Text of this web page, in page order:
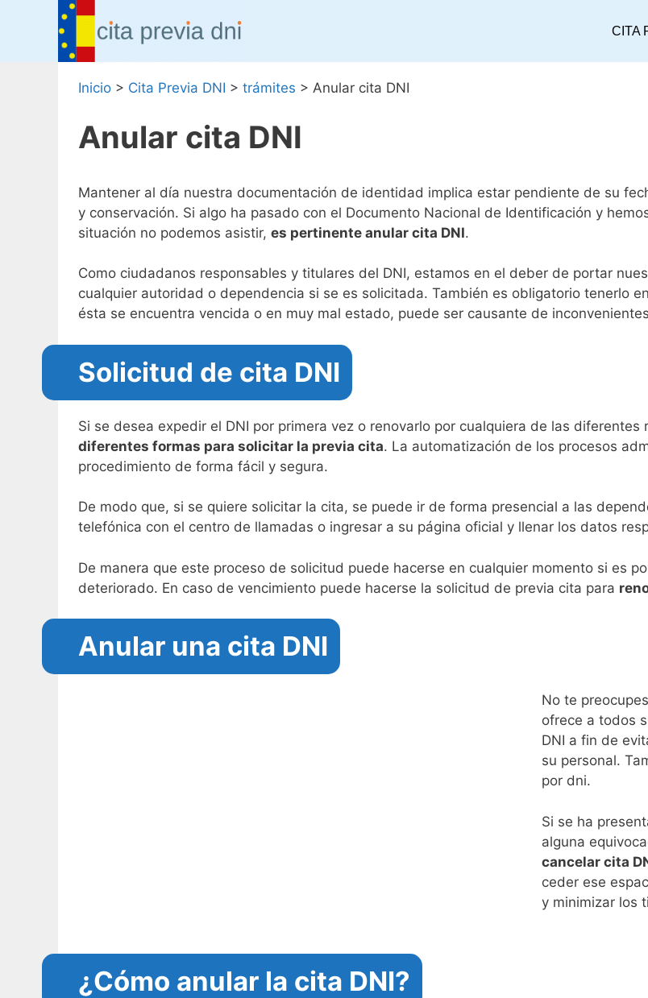
contenido
CITA
Inicio > Cita Previa DNI > trámites > Anular cita DNI
Anular cita DNI
Mantener al día nuestra documentación de identidad implica estar pendiente de su
y conservación. Si algo ha pasado con el Documento Nacional de Identificación y
situación no podemos asistir, es pertinente anular cita DNI.
Como ciudadanos responsables y titulares del DNI, estamos en el deber de portar
cualquier autoridad o dependencia si se es solicitada. También es obligatorio tenerlo
ésta se encuentra vencida o en muy mal estado, puede ser causante de
Solicitud de cita DNI
Si se desea expedir el DNI por primera vez o renovarlo por cualquiera de las
diferentes formas para solicitar la previa cita. La automatización de los procesos
procedimiento de forma fácil y segura.
De modo que, si se quiere solicitar la cita, se puede ir de forma presencial a las
telefónica con el centro de llamadas o ingresar a su página oficial y llenar los datos
De manera que este proceso de solicitud puede hacerse en cualquier momento si es
deteriorado. En caso de vencimiento puede hacerse la solicitud de previa cita para
Anular una cita DNI
No te
ofrece a todos
DNI a fin de
su personal.
por dni.
Si se ha
alguna
cancelar cita
ceder ese
y minimizar los
¿Cómo anular la cita DNI?